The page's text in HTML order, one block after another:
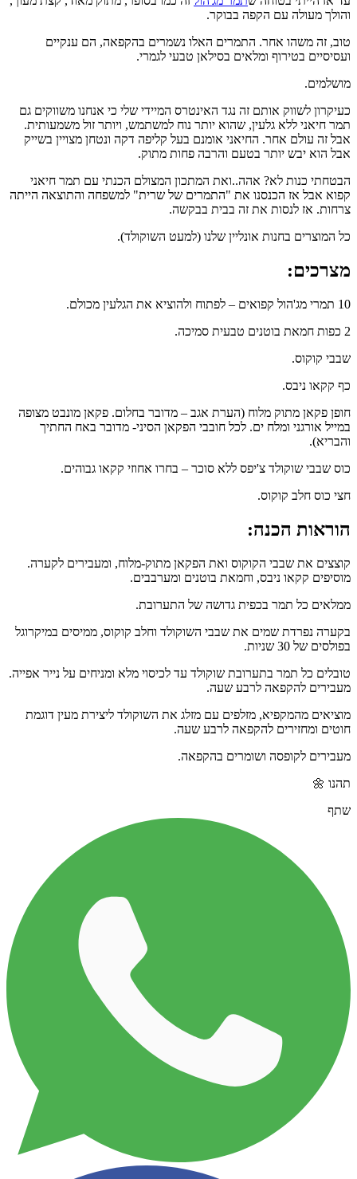
והולך מעולה עם הקפה בבוקר.
טוב, זה משהו אחר. התמרים האלו נשמרים בהקפאה, הם ענקיים
ועסיסיים בטירוף ומלאים בסילאן טבעי לגמרי.
מושלמים.
כעיקרון לשווק אותם זה נגד האינטרס המיידי שלי כי אנחנו משווקים גם
תמר חיאני ללא גלעין, שהוא יותר נוח למשתמש, ויותר זול משמעותית.
אבל זה עולם אחר. החיאני אומנם בעל קליפה דקה ונטחן מצויין בשייק
אבל הוא יבש יותר בטעם והרבה פחות מתוק.
הבטחתי כנות לא? אהה..ואת המתכון המצולם הכנתי עם תמר חיאני
קפוא אבל אז הכנסנו את "התמרים של שרית" למשפחה והתוצאה הייתה
צרחות. אז לנסות את זה בבית בבקשה.
כל המוצרים בחנות אונליין שלנו (למעט השוקולד).
מצרכים:
10 תמרי מג'הול קפואים – לפתוח ולהוציא את הגלעין מכולם.
2 כפות חמאת בוטנים טבעית סמיכה.
שבבי קוקוס.
כף קקאו ניבס.
חופן פקאן מתוק מלוח (הערת אגב – מדובר בחלום. פקאן מונבט מצופה
במייל אורגני ומלח ים. לכל חובבי הפקאן הסיני- מדובר באח החתיך
והבריא).
כוס שבבי שוקולד צ'יפס ללא סוכר – בחרו אחוזי קקאו גבוהים.
חצי כוס חלב קוקוס.
הוראות הכנה:
קוצצים את שבבי הקוקוס ואת הפקאן מתוק-מלוח, ומעבירים לקערה.
מוסיפים קקאו ניבס, וחמאת בוטנים ומערבבים.
ממלאים כל תמר בכפית גדושה של התערובת.
בקערה נפרדת שמים את שבבי השוקולד וחלב קוקוס, ממיסים במיקרוגל
בפולסים של 30 שניות.
טובלים כל תמר בתערובת שוקולד עד לכיסוי מלא ומניחים על נייר אפייה.
מעבירים להקפאה לרבע שעה.
מוציאים מהמקפיא, מזלפים עם מזלג את השוקולד ליצירת מעין דוגמת
חוטים ומחזירים להקפאה לרבע שעה.
מעבירים לקופסה ושומרים בהקפאה.
תהנו 🌼
שתף